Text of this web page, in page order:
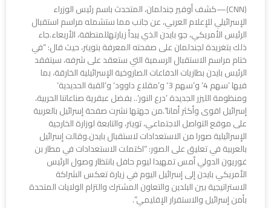
(CNN)—كشف أوفير جندلمان، المتحدث باسم رئيس الوزراء
الإسرائيلي للإعلام العربي، عن جانب مما ستشمله مراسم استقبال
الرئيس الأمريكي، جو بايدن الذي يبدأ زيارتهللمنطقة، الأربعاء.جاء
ذلك بتغريدة لجندلمان على صفحته المعرفة بتويتر، حيث قال: “في
ختام مراسم الاستقبال الرسمية التي ستعقد على شرفه، سيتفقد
الرئيس بايدن بطاريات الدفاعات الصاروخية الإسرائيلية الخارقة، بما
فيها ’سهم 4‘ و’سهم 3‘ و’مقلاع داوود‘ و’القبة الحديدية‘
ومنظومة الليزر الجديدة ’درع النور‘.. بفضل عبقرية صناعاتنا الحربية،
إسرائيل اقوى وأكثر أمانا”.من جهتها نشرت صفحة إسرائيل بالعربية
على موقع التواصل الاجتماعي، تويتر، والتابعة لوزارة الخارجية
الإسرائيلية صورا من الاستعدادات لاستقبال بايدن.وقالت إسرائيل
بالعربية في تعليق على الصور: “اكتملت الاستعدادات في مطار بن
غوريون الدولي أمس تمهيدا ليوم حافل بانتظار وصول الرئيس
الأمريكي بايدن إلى إسرائيل اليوم في زيارة تعكس الشراكة
الاستراتيجية بين البلدين والتعاون المشترك والتزام الولايات المتحدة
بأمن إسرائيل والاستقرار الإقليمي”.